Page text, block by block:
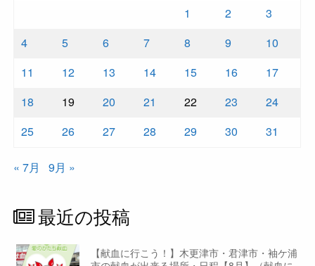
1
2
3
4
5 6 7 8 9
10
11
12 13 14 15 16
17
18
19 20 21 22 23
24
25
26 27 28 29 30 31
« 7月 9月 »
最近の投稿
【献血に行こう！】木更津市・君津市・袖ケ浦